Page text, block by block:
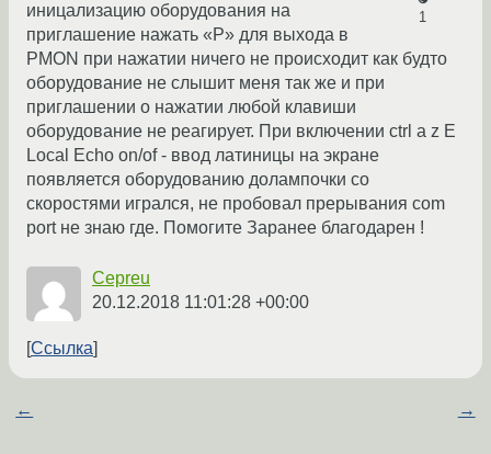
1
иницализацию оборудования на
приглашение нажать «P» для выхода в
PMON при нажатии ничего не происходит как будто
оборудование не слышит меня так же и при
приглашении о нажатии любой клавиши
оборудование не реагирует. При включении ctrl a z E
Local Echo on/of - ввод латиницы на экране
появляется оборудованию долампочки со
скоростями игрался, не пробовал прерывания com
port не знаю где. Помогите Заранее благодарен !
Cepreu
20.12.2018 11:01:28 +00:00
Ссылка
← →